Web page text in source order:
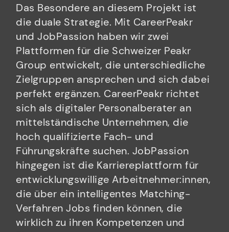
Das Besondere an diesem Projekt ist
die duale Strategie. Mit CareerPeakr
und JobPassion haben wir zwei
Plattformen für die Schweizer Peakr
Group entwickelt, die unterschiedliche
Zielgruppen ansprechen und sich dabei
perfekt ergänzen. CareerPeakr richtet
sich als digitaler Personalberater an
mittelständische Unternehmen, die
hoch qualifizierte Fach- und
Führungskräfte suchen. JobPassion
hingegen ist die Karriereplattform für
entwicklungswillige Arbeitnehmer:innen,
die über ein intelligentes Matching-
Verfahren Jobs finden können, die
wirklich zu ihren Kompetenzen und